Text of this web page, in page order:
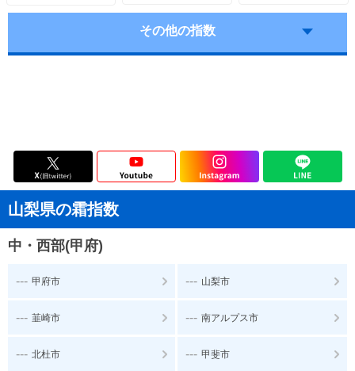
その他の指数
山梨県の霜指数
中・西部(甲府)
--- 甲府市 --- 山梨市
--- 韮崎市 --- 南アルプス市
--- 北杜市 --- 甲斐市